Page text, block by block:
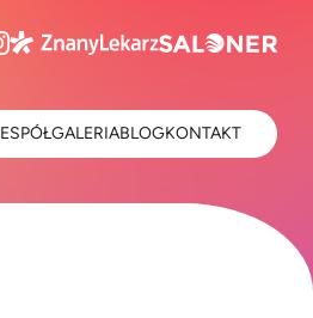
GALERIABLOGKONTAKT